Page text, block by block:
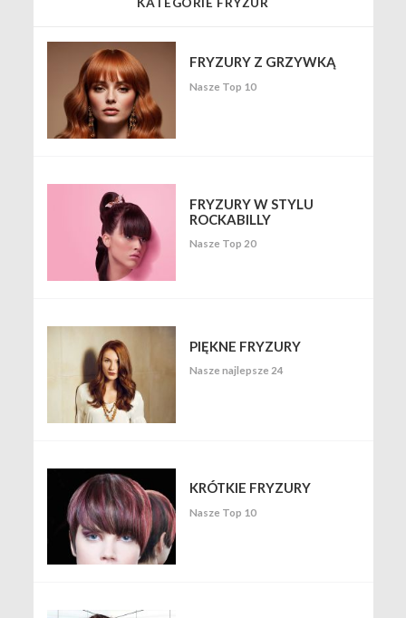
FRYZURY Z GRZYWKĄ
Nasze Top 10
FRYZURY W STYLU
ROCKABILLY
Nasze Top 20
PIĘKNE FRYZURY
Nasze najlepsze 24
KRÓTKIE FRYZURY
Nasze Top 10